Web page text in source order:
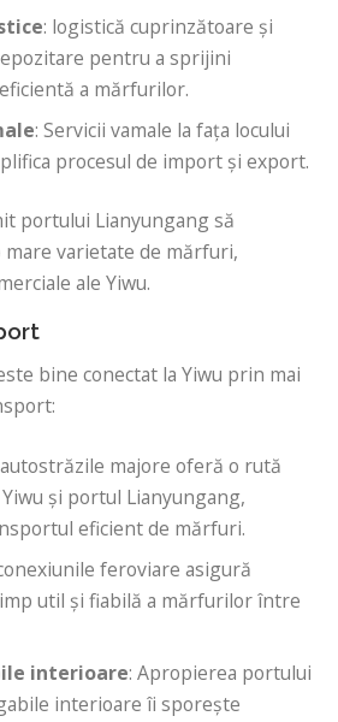
: logistică cuprinzătoare și
pentru a sprijini
a mărfurilor.
: Servicii vamale la fața locului
procesul de import și export.
portului Lianyungang să
varietate de mărfuri,
ale Yiwu.
bine conectat la Yiwu prin mai
majore oferă o rută
și portul Lianyungang,
eficient de mărfuri.
feroviare asigură
util și fiabilă a mărfurilor între
interioare: Apropierea portului
interioare îi sporește